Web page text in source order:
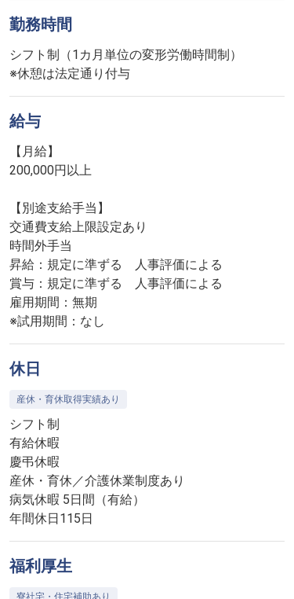
勤務時間
シフト制（1カ月単位の変形労働時間制）
※休憩は法定通り付与
給与
【月給】
200,000円以上
【別途支給手当】
交通費支給上限設定あり
時間外手当
昇給：規定に準ずる 人事評価による
賞与：規定に準ずる 人事評価による
雇用期間：無期
※試用期間：なし
休日
産休・育休取得実績あり
シフト制
有給休暇
慶弔休暇
産休・育休／介護休業制度あり
病気休暇 5日間（有給）
年間休日115日
福利厚生
寮社宅・住宅補助あり